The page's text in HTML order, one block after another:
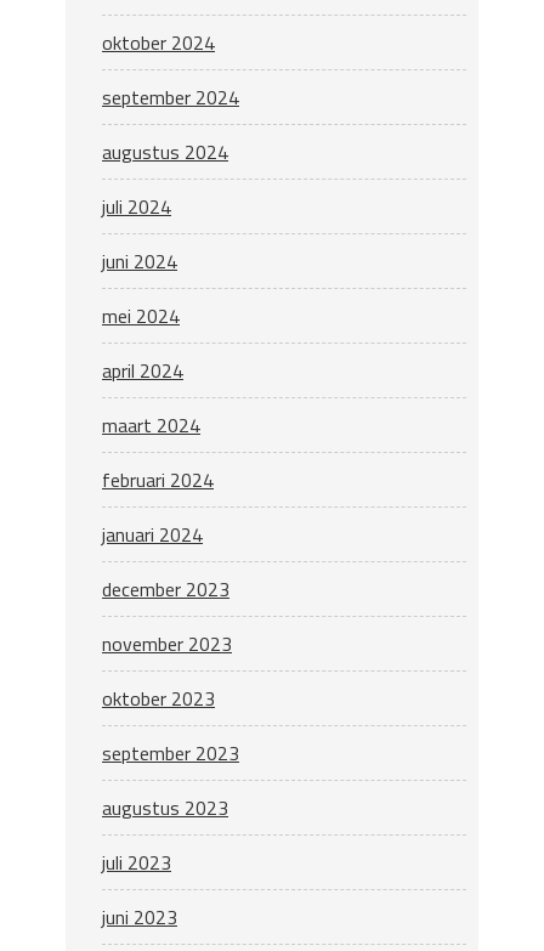
oktober 2024
september 2024
augustus 2024
juli 2024
juni 2024
mei 2024
april 2024
maart 2024
februari 2024
januari 2024
december 2023
november 2023
oktober 2023
september 2023
augustus 2023
juli 2023
juni 2023